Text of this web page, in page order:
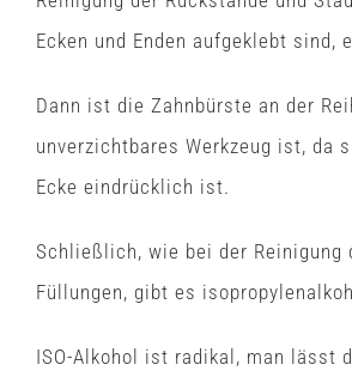
Ecken und Enden aufgeklebt sind,
Dann ist die Zahnbürste an der
unverzichtbares Werkzeug ist, da
Ecke eindrücklich ist.
Schließlich, wie bei der Reinigung
Füllungen, gibt es
ISO-Alkohol ist radikal, man lässt